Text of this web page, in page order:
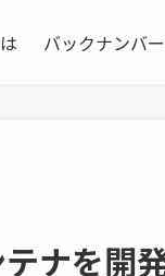
バックナンバー
ナを開